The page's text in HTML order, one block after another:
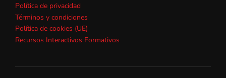
Política de privacidad
Términos y condiciones
Política de cookies (UE)
Recursos Interactivos Formativos